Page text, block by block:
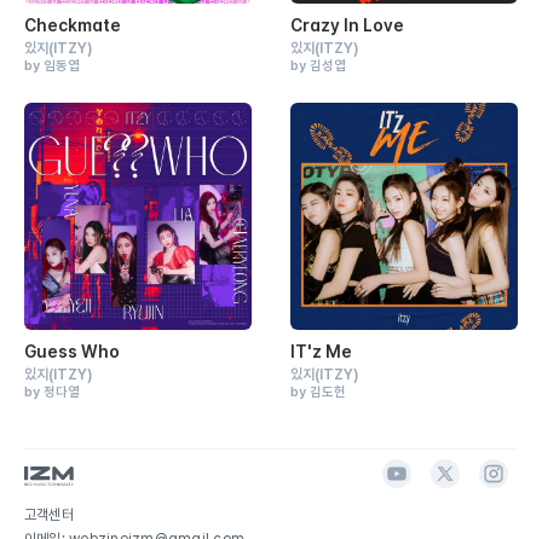
Checkmate
있지 (ITZY)
by 임동엽
Crazy In Love
있지 (ITZY)
by 김성엽
Guess Who
있지 (ITZY)
by 정다열
IT'z Me
있지 (ITZY)
by 김도헌
고객센터